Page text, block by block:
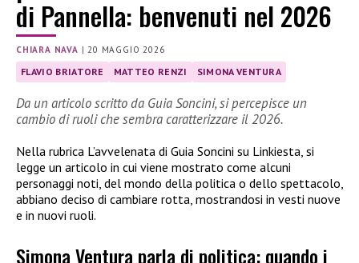
di Pannella: benvenuti nel 2026
CHIARA NAVA | 20 MAGGIO 2026
FLAVIO BRIATORE MATTEO RENZI SIMONA VENTURA
Da un articolo scritto da Guia Soncini, si percepisce un
cambio di ruoli che sembra caratterizzare il 2026.
Nella rubrica L’avvelenata di Guia Soncini su Linkiesta, si
legge un articolo in cui viene mostrato come alcuni
personaggi noti, del mondo della politica o dello spettacolo,
abbiano deciso di cambiare rotta, mostrandosi in vesti nuove
e in nuovi ruoli.
Simona Ventura parla di politica: quando i